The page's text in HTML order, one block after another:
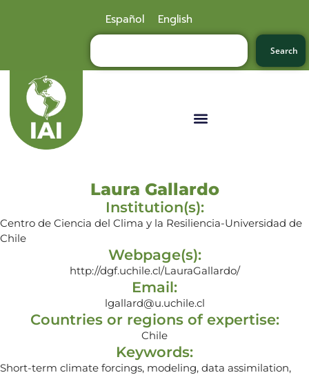
Español English
Search
Laura Gallardo
Institution(s):
Centro de Ciencia del Clima y la Resiliencia-Universidad de
Chile
Webpage(s):
http://dgf.uchile.cl/LauraGallardo/
Email:
lgallard@u.uchile.cl
Countries or regions of expertise:
Chile
Keywords:
Short-term climate forcings, modeling, data assimilation,